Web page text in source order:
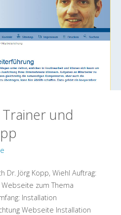
und
Dr. Jörg Kopp, Wiehl Auftrag:
zum Thema
Installation
Webseite Installation